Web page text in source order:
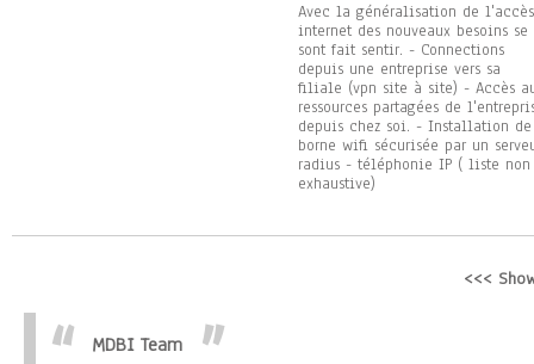
Avec la généralisation de l'accès
internet des nouveaux besoins se
sont fait sentir. - Connections
depuis une entreprise vers sa
filiale (vpn site à site) - Accès
ressources partagées de
depuis chez soi. - Installation de
borne wifi sécurisée par un
radius - téléphonie IP ( liste non
exhaustive)
<<<
MDBI Team